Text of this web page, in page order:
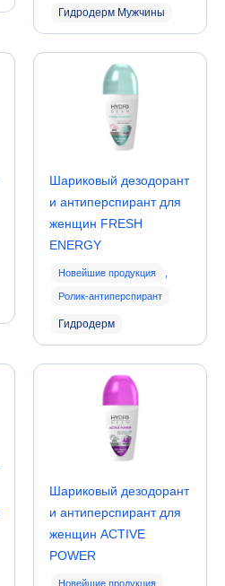
Гидродерм Мужчины
Шариковый дезодорант
и антиперспирант для
женщин FRESH
ENERGY
Новейшие продукция
Ролик-антиперспирант
Гидродерм
Шариковый дезодорант
и антиперспирант для
женщин ACTIVE
POWER
Новейшие продукция